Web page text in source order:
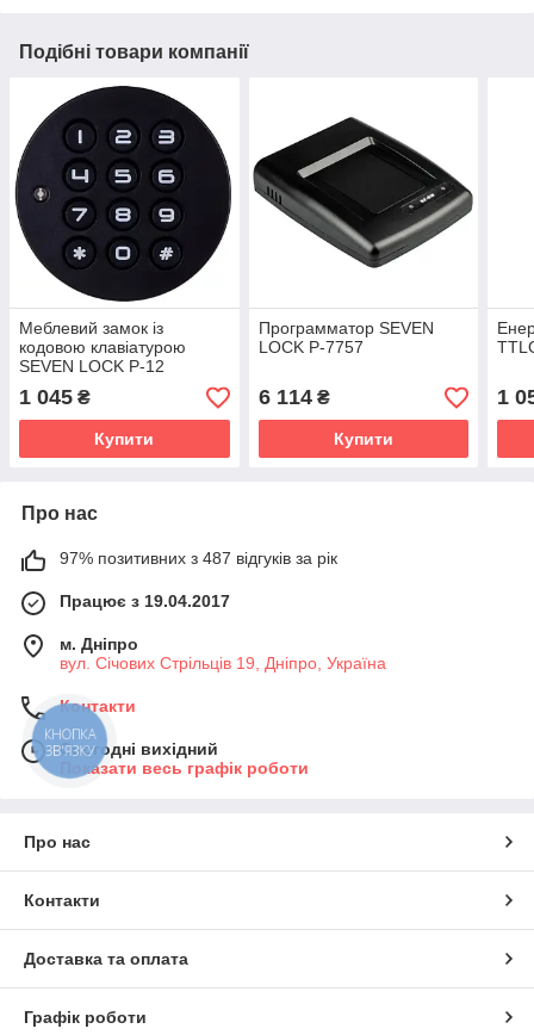
Подібні товари компанії
Меблевий замок із
кодовою клавіатурою
SEVEN LOCK P-12
1 045 ₴
Купити
Программатор SEVEN
LOCK P-7757
6 114₴
Купити
1
Про нас
97% позитивних з 487 відгуків за рік
Працює з 19.04.2017
м. Дніпро
вул. Січових Стрільців 19, Дніпро, Україна
Контакти
Сьогодні вихідний
Показати весь графік роботи
Про нас
Контакти
Доставка та оплата
Графік роботи
КНОПКА
ЗВ'ЯЗКУ